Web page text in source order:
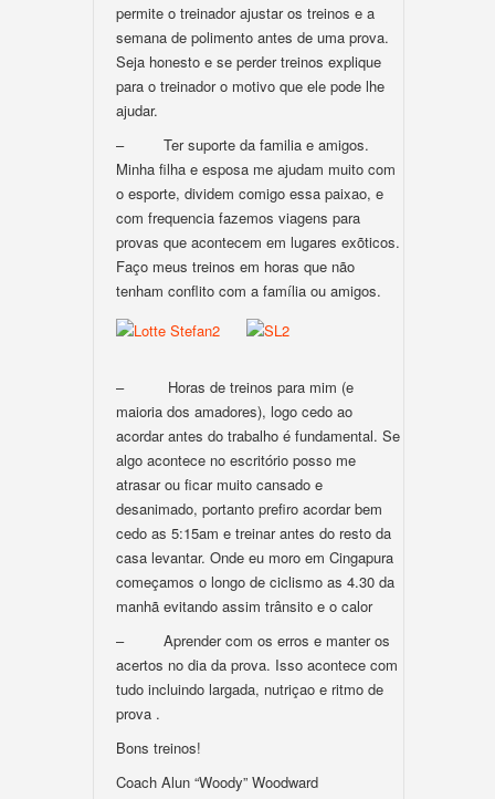
permite o treinador ajustar os treinos e a
semana de polimento antes de uma prova.
Seja honesto e se perder treinos explique
para o treinador o motivo que ele pode lhe
ajudar.
– Ter suporte da familia e amigos.
Minha filha e esposa me ajudam muito com
o esporte, dividem comigo essa paixao, e
com frequencia fazemos viagens para
provas que acontecem em lugares exõticos.
Faço meus treinos em horas que não
tenham conflito com a família ou amigos.
– Horas de treinos para mim (e
maioria dos amadores), logo cedo ao
acordar antes do trabalho é fundamental. Se
algo acontece no escritório posso me
atrasar ou ficar muito cansado e
desanimado, portanto prefiro acordar bem
cedo as 5:15am e treinar antes do resto da
casa levantar. Onde eu moro em Cingapura
começamos o longo de ciclismo as 4.30 da
manhã evitando assim trânsito e o calor
– Aprender com os erros e manter os
acertos no dia da prova. Isso acontece com
tudo incluindo largada, nutriçao e ritmo de
prova .
Bons treinos!
Coach Alun “Woody” Woodward